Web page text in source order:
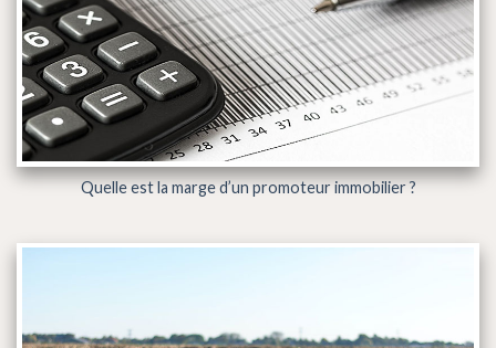
Quelle est la marge d’un promoteur immobilier ?